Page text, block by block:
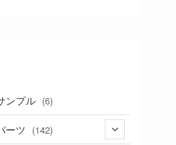
ンプル (6)
ーツ (142)